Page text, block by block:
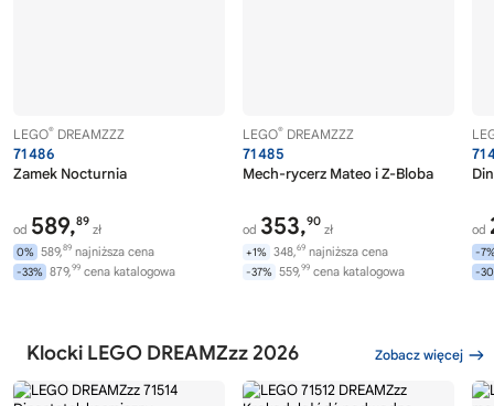
LEGO® DREAMZZZ
71486
Zamek Nocturnia
od 589,89
zł
0% 589,89 najniższa cena
-33% 879,99 cena katalogowa
LEGO® DREAMZZZ
71485
Mech-rycerz Mateo i Z-Bloba
od 353,90
zł
+1% 348,69 najniższa cena
-37% 559,99 cena katalogowa
od
-
-
Klocki LEGO DREAMZzz 2026 Zobacz więcej